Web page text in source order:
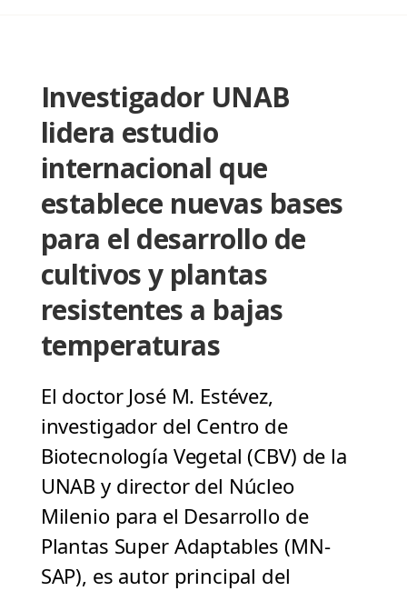
Investigador UNAB
lidera estudio
internacional que
establece nuevas bases
para el desarrollo de
cultivos y plantas
resistentes a bajas
temperaturas
El doctor José M. Estévez,
investigador del Centro de
Biotecnología Vegetal (CBV) de la
UNAB y director del Núcleo
Milenio para el Desarrollo de
Plantas Super Adaptables (MN-
SAP), es autor principal del